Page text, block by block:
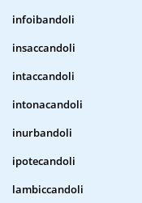
infoibandoli
insaccandoli
intaccandoli
intonacandoli
inurbandoli
ipotecandoli
lambiccandoli